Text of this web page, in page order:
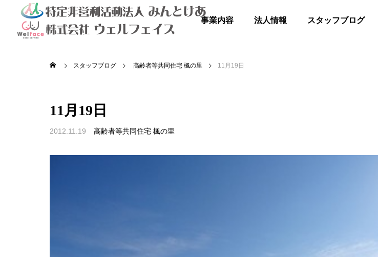
事業内容 法人情報 スタッフブログ
高齢
スタッフブログ 高齢者等共同住宅 楓の里 11月19日
11月19日
2012.11.19 高齢者等共同住宅 楓の里